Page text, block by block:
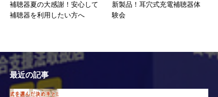
補聴器夏の大感謝！安心して
補聴器を利用したい方へ
新製品！耳穴式充電補聴器体
験会
最近の記事